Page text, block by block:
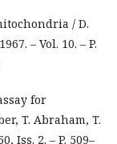
/ D.
– Vol. 10. – P.
for
T. Abraham, T.
Iss. 2. – P. 509–